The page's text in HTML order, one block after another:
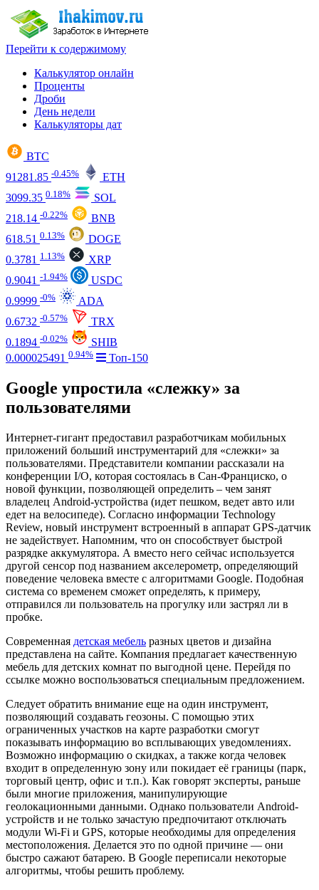
Перейти к содержимому
Калькулятор онлайн
Проценты
Дроби
День недели
Калькуляторы дат
BTC
91281.85 -0.45%
ETH
3099.35 0.18%
SOL
218.14 -0.22%
BNB
618.51 0.13%
DOGE
0.3781 1.13%
XRP
0.9041 -1.94%
USDC
0.9999 -0%
ADA
0.6732 -0.57%
TRX
0.1894 -0.02%
SHIB
0.000025491 0.94% Топ-150
Google упростила «слежку» за
пользователями
Интернет-гигант предоставил разработчикам мобильных
приложений больший инструментарий для «слежки» за
пользователями. Представители компании рассказали на
конференции I/O, которая состоялась в Сан-Франциско, о
новой функции, позволяющей определить – чем занят
владелец Android-устройства (идет пешком, ведет авто или
едет на велосипеде). Согласно информации Technology
Review, новый инструмент встроенный в аппарат GPS-датчик
не задействует. Напомним, что он способствует быстрой
разрядке аккумулятора. А вместо него сейчас используется
другой сенсор под названием акселерометр, определяющий
поведение человека вместе с алгоритмами Google. Подобная
система со временем сможет определять, к примеру,
отправился ли пользователь на прогулку или застрял ли в
пробке.
Современная детская мебель разных цветов и дизайна
представлена на сайте. Компания предлагает качественную
мебель для детских комнат по выгодной цене. Перейдя по
ссылке можно воспользоваться специальным предложением.
Следует обратить внимание еще на один инструмент,
позволяющий создавать геозоны. С помощью этих
ограниченных участков на карте разработки смогут
показывать информацию во всплывающих уведомлениях.
Возможно информацию о скидках, а также когда человек
входит в определенную зону или покидает её границы (парк,
торговый центр, офис и т.п.). Как говорят эксперты, раньше
были многие приложения, манипулирующие
геолокационными данными. Однако пользователи Android-
устройств и не только зачастую предпочитают отключать
модули Wi-Fi и GPS, которые необходимы для определения
местоположения. Делается это по одной причине — они
быстро сажают батарею. В Google переписали некоторые
алгоритмы, чтобы решить проблему.